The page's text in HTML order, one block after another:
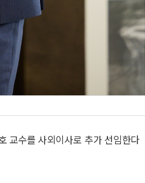
교수를 사외이사로 추가 선임한다